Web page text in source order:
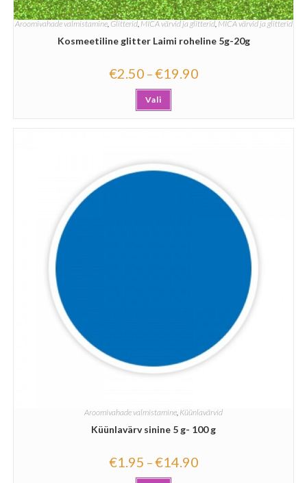
Aroomivahade valmistamine, Glitterid, MICA värvid ja glitterid, MICA värvid ja glitterid
Kosmeetiline glitter Laimi roheline 5g-20g
€2.50 –€19.90
Vali
Aroomivahade valmistamine Küünlavärvid
Küünlavärv sinine 5 g- 100 g
€1.95 –€14.90